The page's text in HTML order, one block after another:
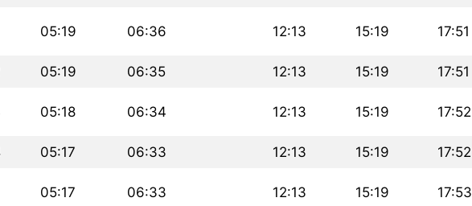
05:19 06:36 12:13 15:19 17:51
05:19 06:35 12:13 15:19 17:51
05:18 06:34 12:13 15:19 17:52
05:17 06:33 12:13 15:19 17:52
05:17 06:33 12:13 15:19 17:53